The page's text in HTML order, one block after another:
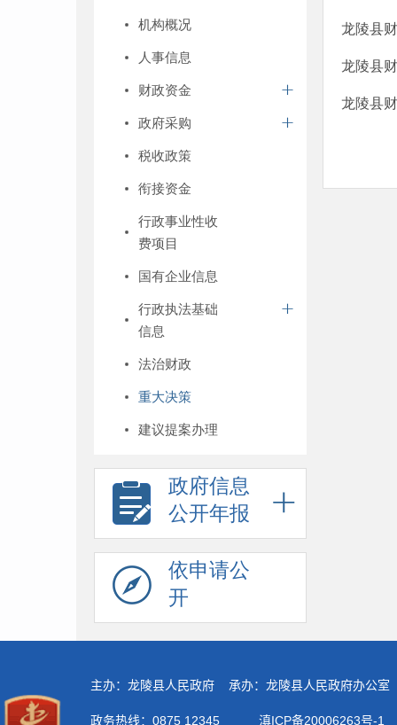
机构概况
人事信息
财政资金
政府采购
税收政策
衔接资金
行政事业性收
费项目
国有企业信息
行政执法基础
信息
法治财政
重大决策
建议提案办理
政府信息
公开年报
依申请公
开
龙陵县
龙陵县
龙陵县